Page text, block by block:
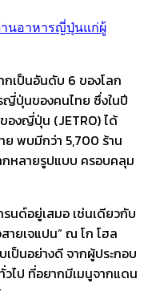
กเป็นอันดับ 6 ของโลก
ญี่ปุ่นของคนไทย ซึ่งในปี
องญี่ปุ่น (JETRO) ได้
ย พบมีกว่า 5,700 ร้าน
กหลายรูปแบบ ครอบคลุม
นด์อยู่เสมอ เช่นเดียวกับ
ายเจแปน” ณ โก โฮล
ป็นอย่างดี จากผู้ประกอบ
วไป ที่อยากมีเมนูจากแดน